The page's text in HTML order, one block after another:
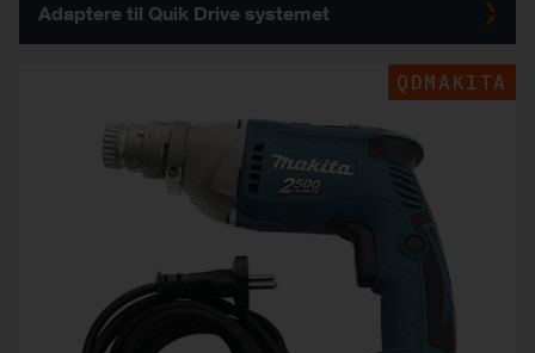
Adaptere til Quik Drive systemet
QDMAKITA